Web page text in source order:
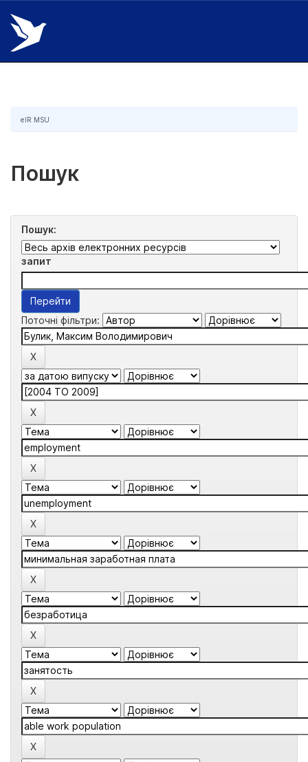
Skip
navigation
eIR MSU
Пошук
Пошук:
запит
Поточні фільтри: